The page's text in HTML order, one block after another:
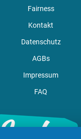
Fairness
Kontakt
Datenschutz
AGBs
Impressum
FAQ